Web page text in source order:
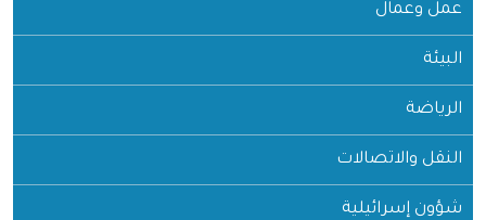
عمل وعمال
البيئة
الرياضة
النقل والاتصالات
شؤون إسرائيلية